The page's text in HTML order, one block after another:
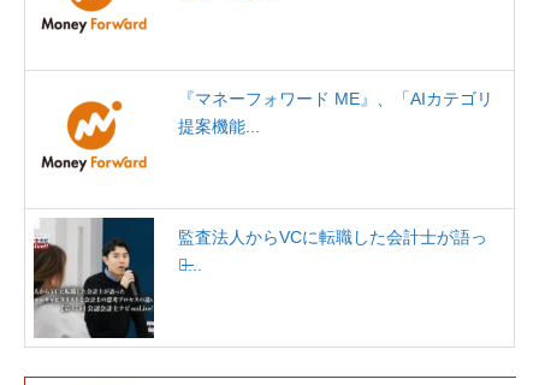
『マネーフォワード ME』、「AIカテゴリ
提案機能...
監査法人からVCに転職した会計士が語っ
た̶...